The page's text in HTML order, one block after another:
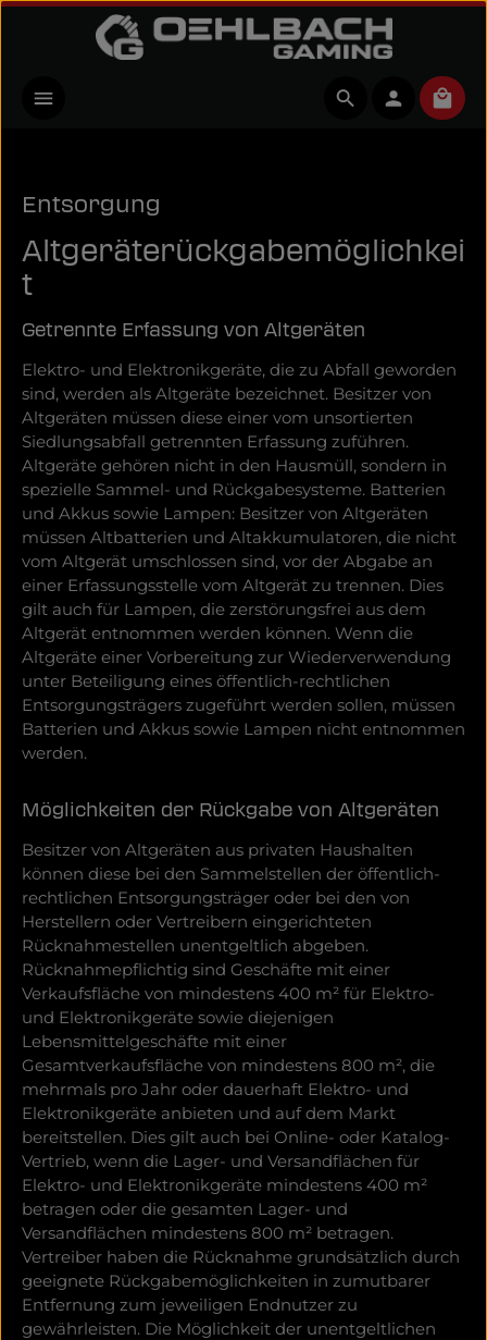
Zum Hauptinhalt springen
Entsorgung
Altgeräterückgabemöglichkei
t
Getrennte Erfassung von Altgeräten
Elektro- und Elektronikgeräte, die zu Abfall geworden
sind, werden als Altgeräte bezeichnet. Besitzer von
Altgeräten müssen diese einer vom unsortierten
Siedlungsabfall getrennten Erfassung zuführen.
Altgeräte gehören nicht in den Hausmüll, sondern in
spezielle Sammel- und Rückgabesysteme. Batterien
und Akkus sowie Lampen: Besitzer von Altgeräten
müssen Altbatterien und Altakkumulatoren, die nicht
vom Altgerät umschlossen sind, vor der Abgabe an
einer Erfassungsstelle vom Altgerät zu trennen. Dies
gilt auch für Lampen, die zerstörungsfrei aus dem
Altgerät entnommen werden können. Wenn die
Altgeräte einer Vorbereitung zur Wiederverwendung
unter Beteiligung eines öffentlich-rechtlichen
Entsorgungsträgers zugeführt werden sollen, müssen
Batterien und Akkus sowie Lampen nicht entnommen
werden.
Möglichkeiten der Rückgabe von Altgeräten
Besitzer von Altgeräten aus privaten Haushalten
können diese bei den Sammelstellen der öffentlich-
rechtlichen Entsorgungsträger oder bei den von
Herstellern oder Vertreibern eingerichteten
Rücknahmestellen unentgeltlich abgeben.
Rücknahmepflichtig sind Geschäfte mit einer
Verkaufsfläche von mindestens 400 m² für Elektro-
und Elektronikgeräte sowie diejenigen
Lebensmittelgeschäfte mit einer
Gesamtverkaufsfläche von mindestens 800 m², die
mehrmals pro Jahr oder dauerhaft Elektro- und
Elektronikgeräte anbieten und auf dem Markt
bereitstellen. Dies gilt auch bei Online- oder Katalog-
Vertrieb, wenn die Lager- und Versandflächen für
Elektro- und Elektronikgeräte mindestens 400 m²
betragen oder die gesamten Lager- und
Versandflächen mindestens 800 m² betragen.
Vertreiber haben die Rücknahme grundsätzlich durch
geeignete Rückgabemöglichkeiten in zumutbarer
Entfernung zum jeweiligen Endnutzer zu
gewährleisten. Die Möglichkeit der unentgeltlichen